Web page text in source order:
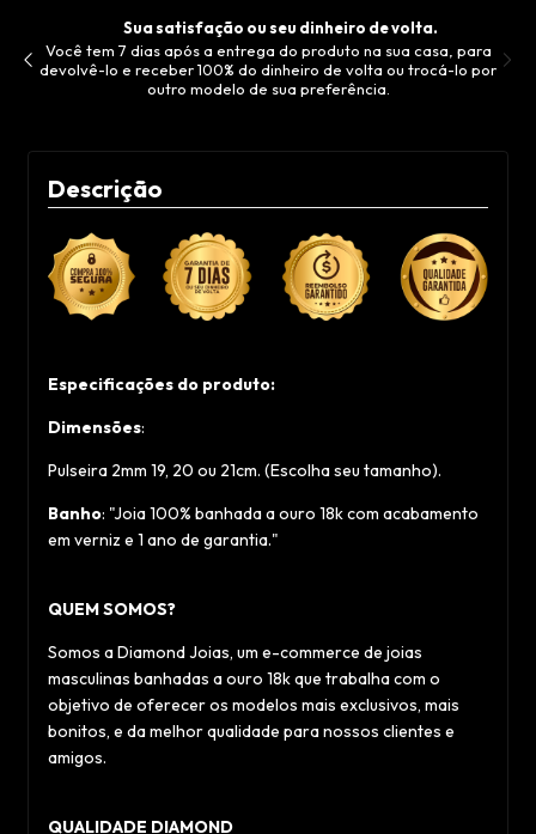
Sua satisfação ou seu dinheiro de volta.
Você tem 7 dias após a entrega do produto na sua casa, para
devolvê-lo e receber 100% do dinheiro de volta ou trocá-lo por
outro modelo de sua preferência.
Descrição
Especificações do produto:
Dimensões:
Pulseira 2mm 19, 20 ou 21cm. (Escolha seu tamanho).
Banho: "Joia 100% banhada a ouro 18k com acabamento
em verniz e 1 ano de garantia."
QUEM SOMOS?
Somos a Diamond Joias, um e-commerce de joias
masculinas banhadas a ouro 18k que trabalha com o
objetivo de oferecer os modelos mais exclusivos, mais
bonitos, e da melhor qualidade para nossos clientes e
amigos.
QUALIDADE DIAMOND